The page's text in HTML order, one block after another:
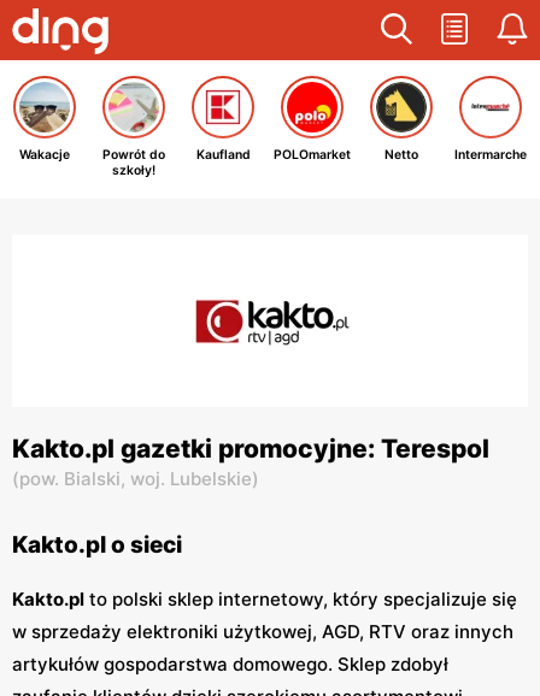
Wakacje
Powrót do
szkoły!
Kaufland POLOmarket Netto Intermarche
Kakto.pl gazetki promocyjne: Terespol
(pow. Bialski, woj. Lubelskie)
Kakto.pl o sieci
Kakto.pl to polski sklep internetowy, który specjalizuje się
w sprzedaży elektroniki użytkowej, AGD, RTV oraz innych
artykułów gospodarstwa domowego. Sklep zdobył